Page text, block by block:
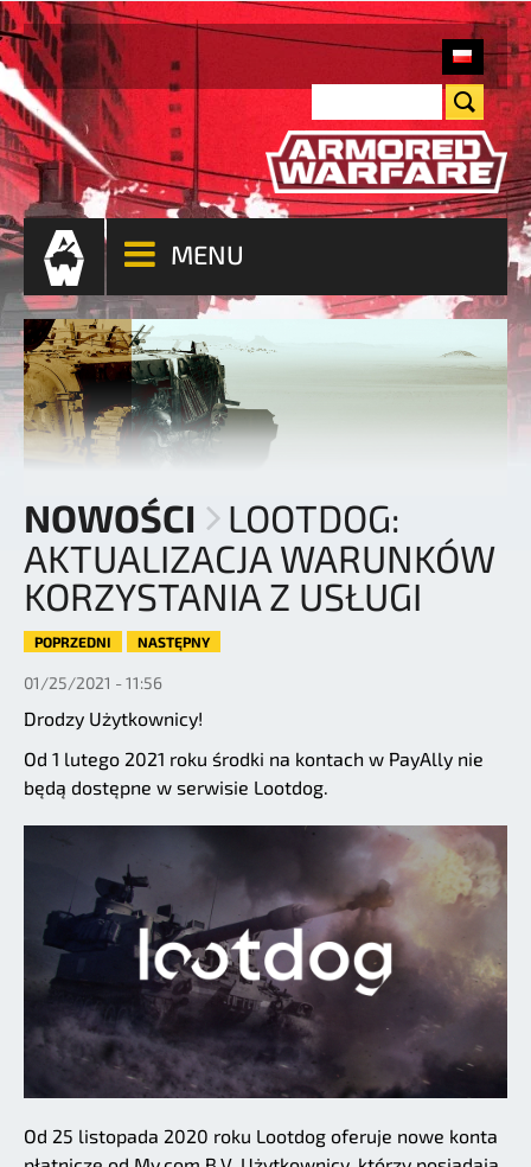
MENU
NOWOŚCI
LOOTDOG:
AKTUALIZACJA WARUNKÓW
KORZYSTANIA Z USŁUGI
POPRZEDNI NASTĘPNY
01/25/2021 - 11:56
Drodzy Użytkownicy!
Od 1 lutego 2021 roku środki na kontach w PayAlly nie
będą dostępne w serwisie Lootdog.
Od 25 listopada 2020 roku Lootdog oferuje nowe konta